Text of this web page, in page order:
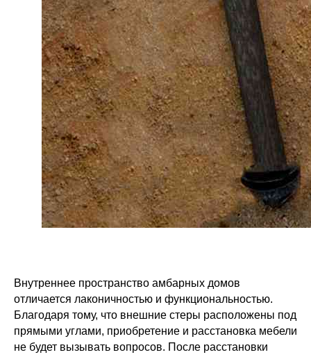
Внутреннее пространство амбарных домов
отличается лаконичностью и функциональностью.
Благодаря тому, что внешние стеры расположены под
прямыми углами, приобретение и расстановка мебели
не будет вызывать вопросов. После расстановки